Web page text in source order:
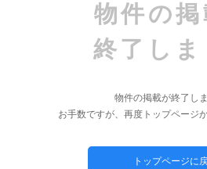
物件の掲
終了しま
物件の掲載が終了しま
お手数ですが、再度トップページ
トップページに